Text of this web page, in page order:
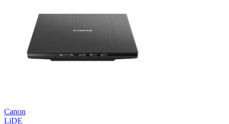
Canon
LiDE